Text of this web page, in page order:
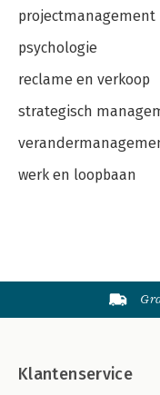
projectmanagement
psychologie
reclame en verkoop
strategisch
werk en loopbaan
Klantenservice